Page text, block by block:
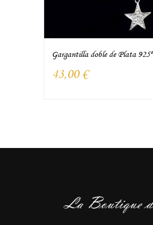
Gargantilla doble de Plata 925º
43,00 €